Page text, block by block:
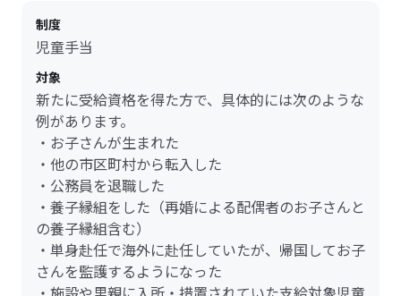
制度
児童手当
対象
新たに受給資格を得た方で、具体的には次のような
例があります。
・お子さんが生まれた
・他の市区町村から転入した
・公務員を退職した
・養子縁組をした（再婚による配偶者のお子さんと
の養子縁組含む）
・単身赴任で海外に赴任していたが、帰国してお子
さんを監護するようになった